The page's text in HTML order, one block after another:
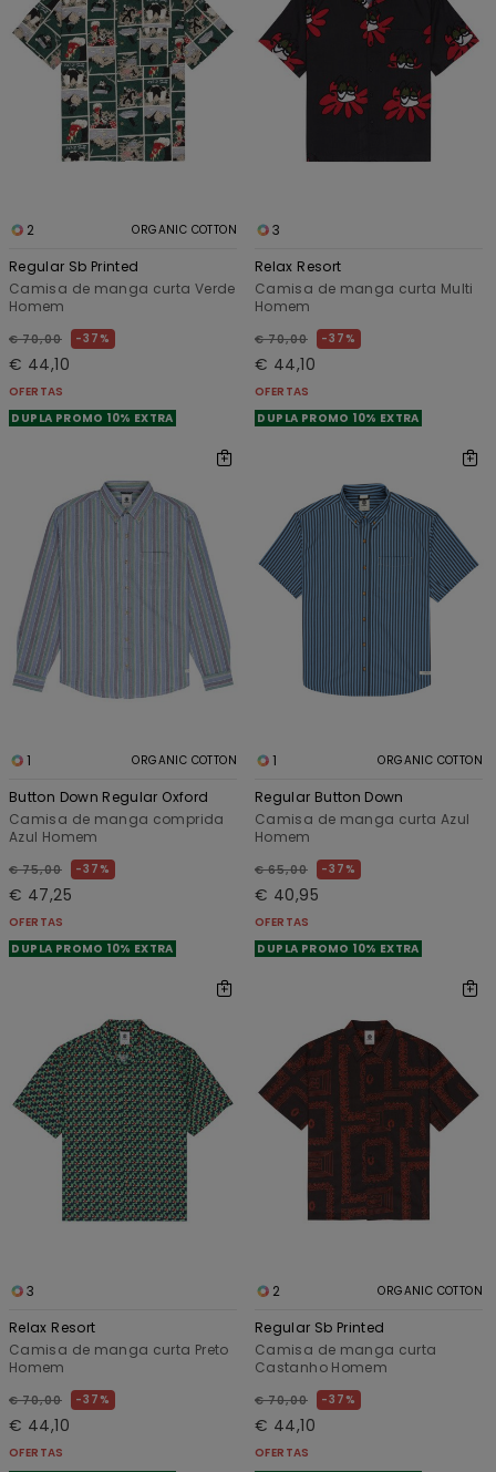
2 ORGANIC COTTON
Regular Sb Printed
Camisa de manga curta Verde
Homem
€ 70,00 37%
€ 44,10
OFERTAS
DUPLA PROMO 10% EXTRA
3
Relax Resort
Camisa de manga curta Multi
Homem
€ 70,00 37%
€ 44,10
OFERTAS
DUPLA PROMO 10% EXTRA
1 ORGANIC COTTON
Button Down Regular Oxford
Camisa de manga comprida
Azul Homem
€ 75,00 37%
€ 47,25
OFERTAS
DUPLA PROMO 10% EXTRA
1 ORGANIC COTTON
Regular Button Down
Camisa de manga curta Azul
Homem
€ 65,00 37%
€ 40,95
OFERTAS
DUPLA PROMO 10% EXTRA
3
Relax Resort
Camisa de manga curta Preto
Homem
€ 70,00 37%
€ 44,10
OFERTAS
2 ORGANIC COTTON
Regular Sb Printed
Camisa de manga curta
Castanho Homem
€ 70,00 37%
€ 44,10
OFERTAS